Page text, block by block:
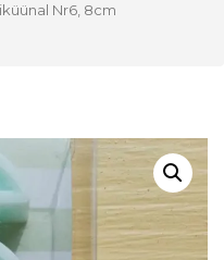
Nr6, 8cm